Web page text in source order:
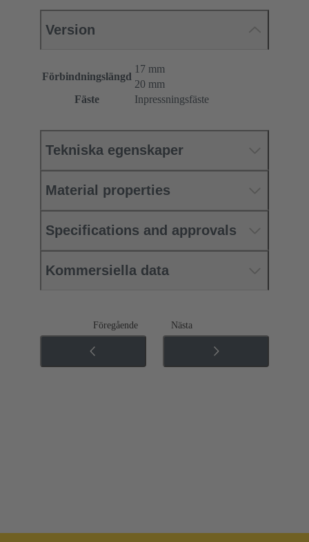
Version
Förbindningslängd
17 mm
20 mm
Fäste
Inpressningsfäste
Tekniska egenskaper
Material properties
Specifications and approvals
Kommersiella data
Föregående Nästa